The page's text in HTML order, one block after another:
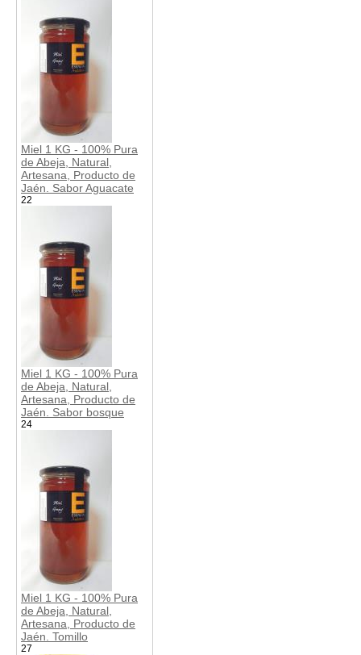
Miel 1 KG - 100% Pura
de Abeja, Natural,
Artesana, Producto de
Jaén. Sabor Aguacate
22
Miel 1 KG - 100% Pura
de Abeja, Natural,
Artesana, Producto de
Jaén. Sabor bosque
24
Miel 1 KG - 100% Pura
de Abeja, Natural,
Artesana, Producto de
Jaén. Tomillo
27